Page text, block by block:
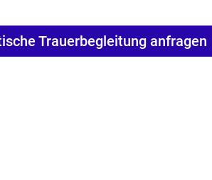
Trauerbegleitung anfragen